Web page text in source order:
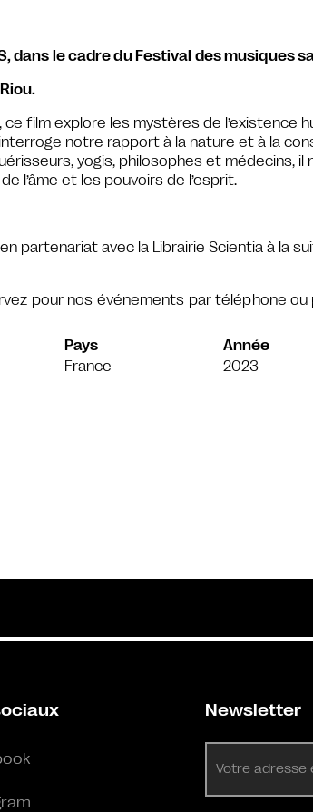
dans le cadre du Festival des musiques
film explore les mystères de l’existence
interroge notre rapport à la nature et à la
yogis, philosophes et médecins, il
l’âme et les pouvoirs de l’esprit.
partenariat avec la Librairie Scientia à la
pour nos événements par téléphone ou
Pays
France
Année
2023
Newsletter
mail